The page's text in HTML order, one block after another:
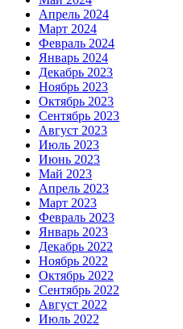
Апрель 2024
Март 2024
Февраль 2024
Январь 2024
Декабрь 2023
Ноябрь 2023
Октябрь 2023
Сентябрь 2023
Август 2023
Июль 2023
Июнь 2023
Май 2023
Апрель 2023
Март 2023
Февраль 2023
Январь 2023
Декабрь 2022
Ноябрь 2022
Октябрь 2022
Сентябрь 2022
Август 2022
Июль 2022